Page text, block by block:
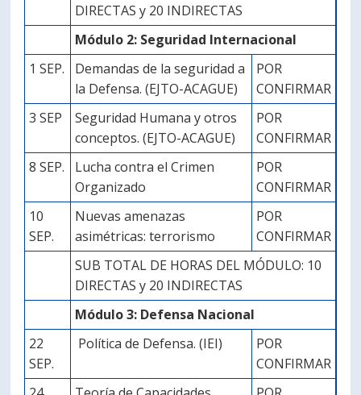
DIRECTAS y 20 INDIRECTAS
Módulo 2: Seguridad Internacional
1 SEP.
Demandas de la seguridad a
la Defensa. (EJTO-ACAGUE)
POR
CONFIRMAR
3 SEP
Seguridad Humana y otros
conceptos. (EJTO-ACAGUE)
POR
CONFIRMAR
8 SEP.
Lucha contra el Crimen
Organizado
POR
CONFIRMAR
10
SEP.
Nuevas amenazas
asimétricas: terrorismo
POR
CONFIRMAR
SUB TOTAL DE HORAS DEL MÓDULO: 10
DIRECTAS y 20 INDIRECTAS
Módulo 3: Defensa Nacional
22
SEP.
Política de Defensa. (IEI)
POR
CONFIRMAR